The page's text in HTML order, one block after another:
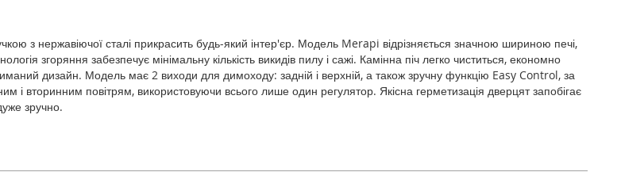
з нержавіючої сталі прикрасить будь-який інтер'єр. Модель Merapi відрізняється значною шириною печі,
згоряння забезпечує мінімальну кількість викидів пилу і сажі. Камінна піч легко чиститься, економно
дизайн. Модель має 2 виходи для димоходу: задній і верхній, а також зручну функцію Easy Control, за
вторинним повітрям, використовуючи всього лише один регулятор. Якісна герметизація дверцят запобігає
зручно.